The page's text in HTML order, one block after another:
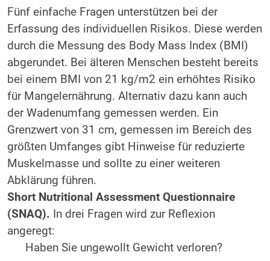
Fünf einfache Fragen unterstützen bei der
Erfassung des individuellen Risikos. Diese werden
durch die Messung des Body Mass Index (BMI)
abgerundet. Bei älteren Menschen besteht bereits
bei einem BMI von 21 kg/m2 ein erhöhtes Risiko
für Mangelernährung. Alternativ dazu kann auch
der Wadenumfang gemessen werden. Ein
Grenzwert von 31 cm, gemessen im Bereich des
größten Umfanges gibt Hinweise für reduzierte
Muskelmasse und sollte zu einer weiteren
Abklärung führen.
Short Nutritional Assessment Questionnaire
(SNAQ). In drei Fragen wird zur Reflexion
angeregt:
Haben Sie ungewollt Gewicht verloren?